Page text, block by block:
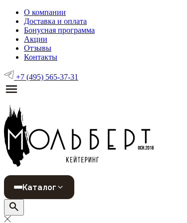
О компании
Доставка и оплата
Бонусная программа
Акции
Отзывы
Контакты
+7 (495) 565-37-31
Каталог